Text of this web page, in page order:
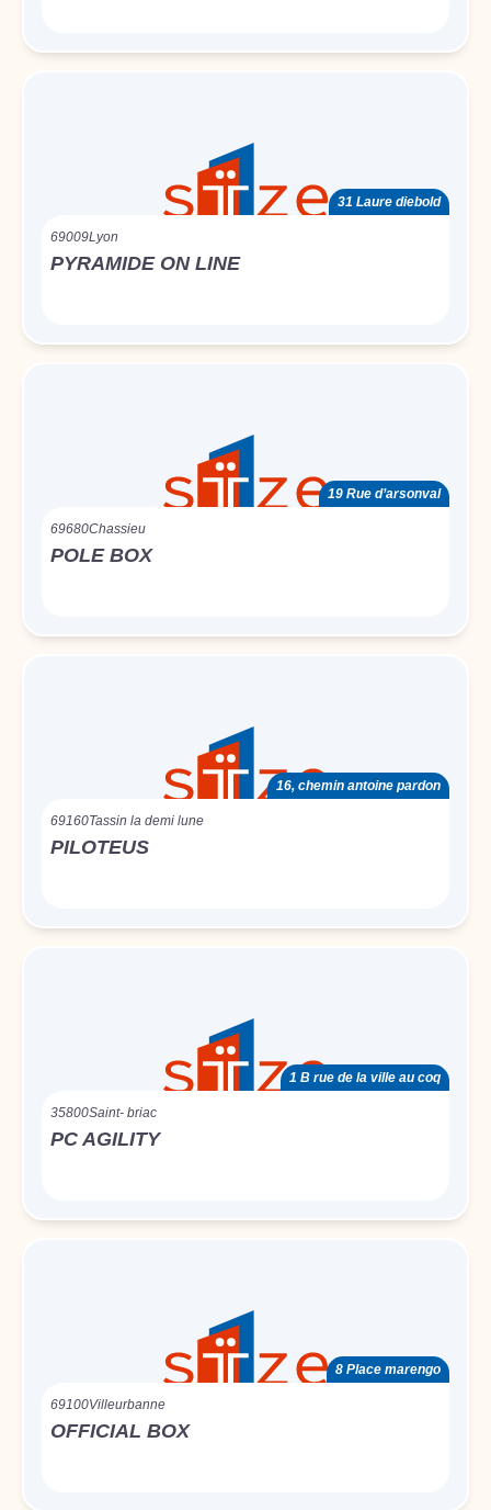
31 Laure diebold
69009Lyon
PYRAMIDE ON LINE
19 Rue d’arsonval
69680Chassieu
POLE BOX
16, chemin antoine pardon
69160Tassin la demi lune
PILOTEUS
1 B rue de la ville au coq
35800Saint- briac
PC AGILITY
8 Place marengo
69100Villeurbanne
OFFICIAL BOX